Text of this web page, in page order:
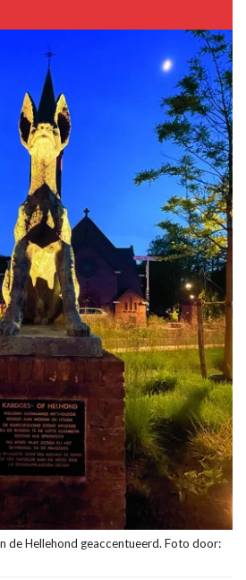
de Hellehond geaccentueerd. Foto door: